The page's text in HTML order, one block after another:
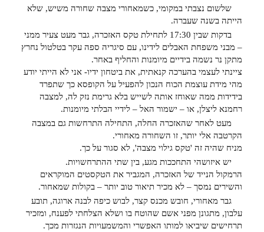
שלשום נצבתי במקומי, כשמאחורי מצבה שחורה משיש, שלא
הייתה בשנה שעברה.
בדקות שבין 17:30 לתחילת טקס האזכרה, גבר מעט צעיר ממני
– מבני משפחת האבלים לידינו, עם סיגריה ספה עקר בטלטול נחרץ
מתקן נר נשמה בידיים מיומנות והחליף באחר.
ציינתי לעצמי בהערכה קנאתית, את ביטחון ידיו- אני לא הייתי יודע
מהי מידת עוצמת הכוח הנכון להפעיל על הקופסא כך שתפרד
בידידות ממה שאוחז אותה לשייש בלא גרימת נזק לה, למצבה
רחמנא ליצלן, או – ישמור האל – לידיי הבלתי מיומנות.
מעט לאחר שהאזכרה החלה, התחילה התרחשות גם במצבה
הקרטבה אלי יותר, זו השחורה מאחורי.
מניח שהיה זה 'טקס גילוי מצבה', לא סגור על כך.
יש איזושהי התחככות מגע, בין שתי ההתרחשויות.
הרמקול הנייד של האזכרה, המגביר את הטקסטים המוקראים
והשירים נמסך – לא מכיר תיאור טוב יותר – בקולות שמאחור.
גבר מאחורי, חובש מכנס קצר, לבוש כיפה לבנה ארוגה, תובע
עלבון, מתגונן מפני אשם שהוטח בו ושלא הצלחתי לפענח, ומזכיר
תרחישים שיביאו למותו האפשרי והמשמעויות הנגזרות מכך.